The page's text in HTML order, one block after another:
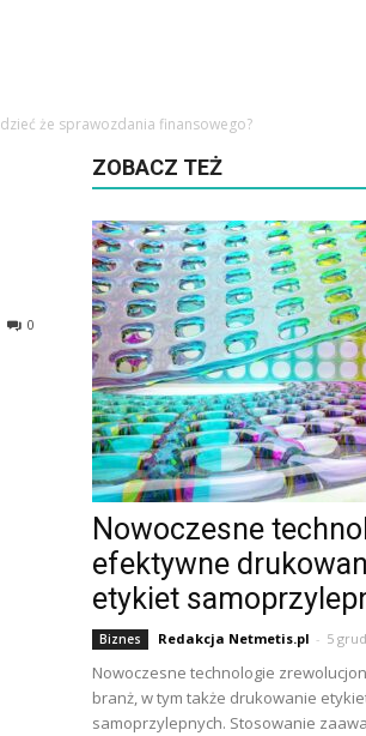
że sprawozdania finansowego?
0
ZOBACZ TEŻ
Nowoczesne
efektywne
etykiet
Biznes Redakcja Netmetis.pl - 5
Nowoczesne technologie
branż, w tym także drukowanie
samoprzylepnych. Stosowanie